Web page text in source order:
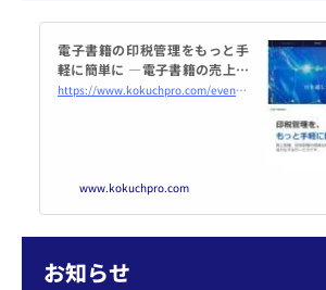
電子書籍の印税管理をもっと手
軽に簡単に ―電子書籍の売上・
印税管理システムPUBNAVI 202
https://www.kokuchpro.com/event/20240415/
www.kokuchpro.com
お知らせ